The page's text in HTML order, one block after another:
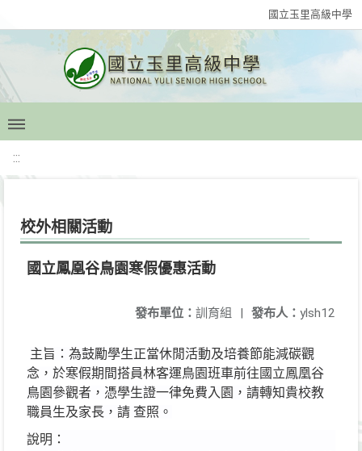
國立玉里高級中學
:::
校外相關活動
國立鳳凰谷鳥園寒假優惠活動
發布人： ylsh12
發布單位： 訓育組 |
主旨：為鼓勵學生正當休閒活動及培養節能減碳觀
念，於寒假期間搭員林客運鳥園班車前往國立鳳凰谷
鳥園參觀者，憑學生證一律免費入園，請轉知貴校教
職員生及家長，請 查照。
說明：